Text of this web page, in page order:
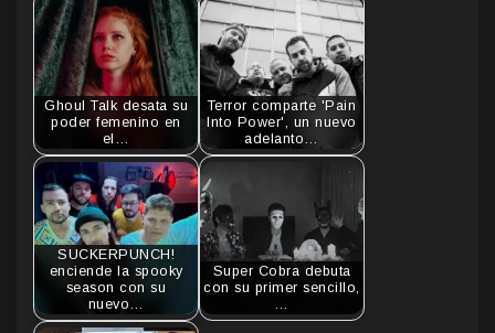
Ghoul Talk desata su
poder femenino en
el…
Terror comparte 'Pain
Into Power', un nuevo
adelanto…
SUCKERPUNCH!
enciende la spooky
season con su
nuevo…
Super Cobra debuta
con su primer sencillo,